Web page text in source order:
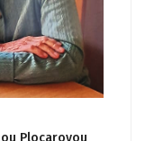
Plocarovou